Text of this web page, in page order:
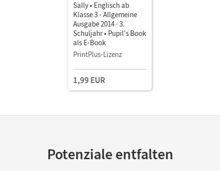
Sally • Englisch ab
Klasse 3 - Allgemeine
Ausgabe 2014 · 3.
Schuljahr • Pupil's Book
als E-Book
PrintPlus-Lizenz
1,99 EUR
Potenziale entfalten